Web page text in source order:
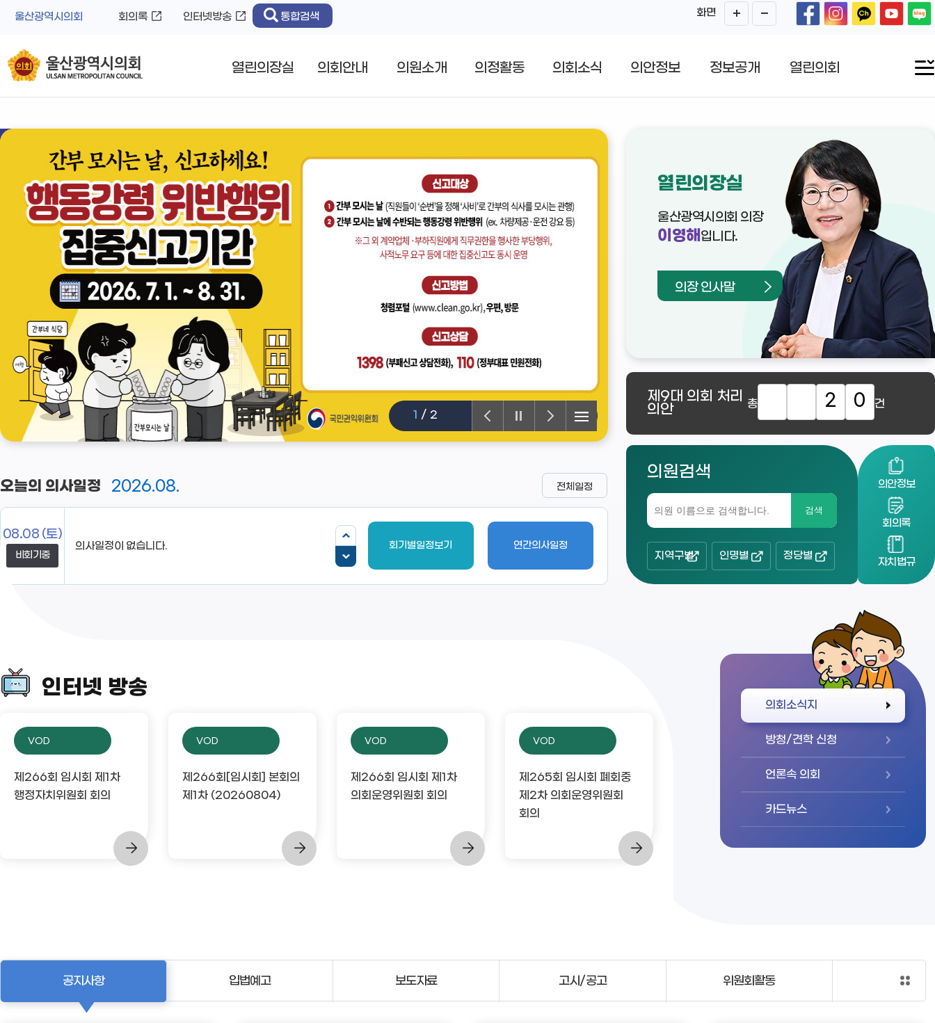
울산광역시의회 회의록 인터넷방송 통합검색 화면
열린의장실 의회안내 의원소개 의정활동 의회소식 의안정보 정보공개 열린의회
1 / 2
열린의장실
울산광역시의회 의장
이영해 입니다.
의장 인사말
제9대 의회 처리
의안 총 2 0 건
오늘의 의사일정 2026.08.
08.08 (토)
비회기중
회기별일정보기 연간의사일정
전체일정
의원검색
검색
지역구별 인명별 정당별
의안정보
회의록
자치법규
인터넷 방송
VOD
제266회 임시회 제1차
행정자치위원회 회의
VOD
제266회[임시회] 본회의
제1차 (20260804)
VOD
제266회 임시회 제1차
의회운영위원회 회의
VOD
제265회 임시회 폐회중
제2차 의회운영위원회
회의
의회소식지
방청/견학 신청
언론속 의회
카드뉴스
공지사항 입법예고 보도자료 고시/공고 위원회활동